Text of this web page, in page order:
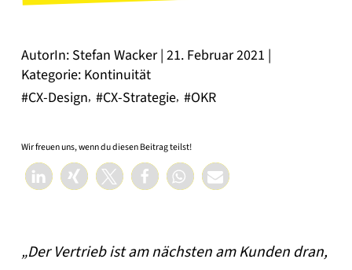
AutorIn: Stefan Wacker | 21. Februar 2021 |
Kategorie: Kontinuität
#CX-Design, #CX-Strategie, #OKR
Wir freuen uns, wenn du diesen Beitrag teilst!
„Der Vertrieb ist am nächsten am Kunden dran,